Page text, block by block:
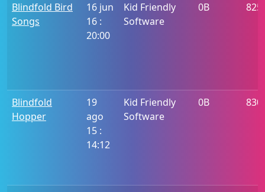
Blindfold Bird
Songs
16 jun
16 :
20:00
Kid Friendly
Software
0B 825
Blindfold
Hopper
19
ago
15 :
14:12
Kid Friendly
Software
0B 830